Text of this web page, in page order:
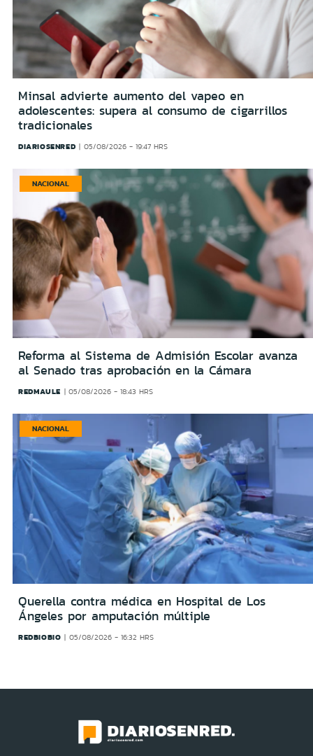
Minsal advierte aumento del vapeo en
adolescentes: supera al consumo de cigarrillos
tradicionales
DIARIOSENRED 05/08/2026 - 19:47 HRS
NACIONAL
Reforma al Sistema de Admisión Escolar avanza
al Senado tras aprobación en la Cámara
REDMAULE 05/08/2026 - 18:43 HRS
NACIONAL
Querella contra médica en Hospital de Los
Ángeles por amputación múltiple
REDBIOBIO 05/08/2026 - 16:32 HRS